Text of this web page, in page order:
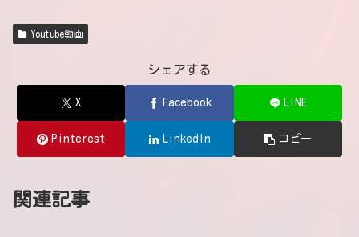
Youtube動画
シェアする
X Facebook LINE
Pinterest LinkedIn コピー
関連記事